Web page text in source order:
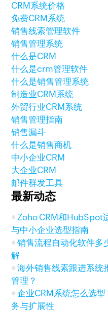
CRM系统价格
免费CRM系统
销售线索管理软件
销售管理系统
什么是CRM
什么是crm管理软件
什么是销售管理系统
制造业CRM系统
外贸行业CRM系统
销售管理指南
销售漏斗
什么是销售商机
中小企业CRM
大企业CRM
邮件群发工具
最新动态
Zoho CRM和HubSpot
与中小企业选型指南
销售流程自动化软件多
解
海外销售线索跟进系统
管理？
企业CRM系统怎么选
务与扩展性